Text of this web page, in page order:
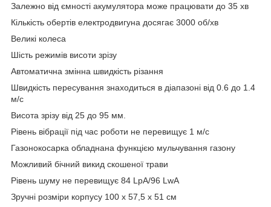
Залежно від ємності акумулятора може працювати до 35 хв
Кількість обертів електродвигуна досягає 3000 об/хв
Великі колеса
Шість режимів висоти зрізу
Автоматична змінна швидкість різання
Швидкість пересування знаходиться в діапазоні від 0.6 до 1.4
м/с
Висота зрізу від 25 до 95 мм.
Рівень вібрації під час роботи не перевищує 1 м/с
Газонокосарка обладнана функцією мульчування газону
Можливий бічний викид скошеної трави
Рівень шуму не перевищує 84 LpA/96 LwA
Зручні розміри корпусу 100 х 57,5 х 51 см